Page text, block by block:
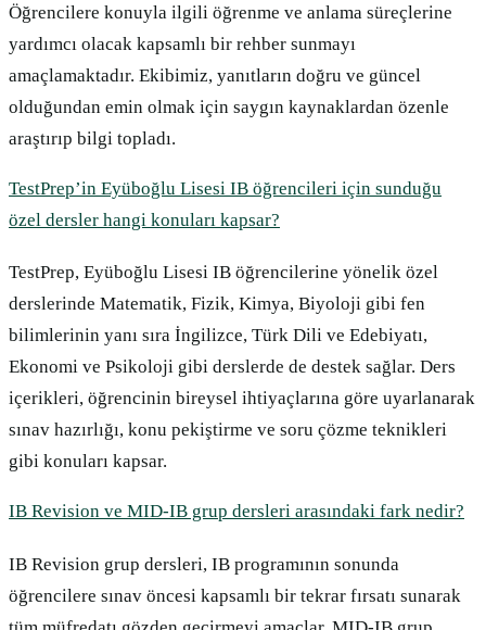
Öğrencilere konuyla ilgili öğrenme ve anlama süreçlerine
yardımcı olacak kapsamlı bir rehber sunmayı
amaçlamaktadır. Ekibimiz, yanıtların doğru ve güncel
olduğundan emin olmak için saygın kaynaklardan özenle
araştırıp bilgi topladı.
TestPrep’in Eyüboğlu Lisesi IB öğrencileri için sunduğu
özel dersler hangi konuları kapsar?
TestPrep, Eyüboğlu Lisesi IB öğrencilerine yönelik özel
derslerinde Matematik, Fizik, Kimya, Biyoloji gibi fen
bilimlerinin yanı sıra İngilizce, Türk Dili ve Edebiyatı,
Ekonomi ve Psikoloji gibi derslerde de destek sağlar. Ders
içerikleri, öğrencinin bireysel ihtiyaçlarına göre uyarlanarak
sınav hazırlığı, konu pekiştirme ve soru çözme teknikleri
gibi konuları kapsar.
IB Revision ve MID-IB grup dersleri arasındaki fark nedir?
IB Revision grup dersleri, IB programının sonunda
öğrencilere sınav öncesi kapsamlı bir tekrar fırsatı sunarak